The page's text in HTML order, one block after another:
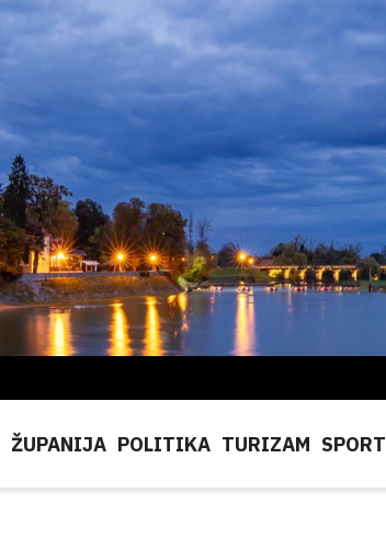
ŽUPANIJA POLITIKA TURIZAM SPORT